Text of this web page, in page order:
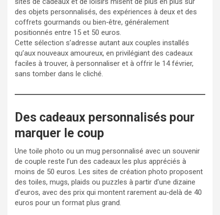
des objets personnalisés, des expériences à deux et des
coffrets gourmands ou bien‑être, généralement
positionnés entre 15 et 50 euros.
Cette sélection s’adresse autant aux couples installés
qu’aux nouveaux amoureux, en privilégiant des cadeaux
faciles à trouver, à personnaliser et à offrir le 14 février,
sans tomber dans le cliché.
Des cadeaux personnalisés pour
marquer le coup
Une toile photo ou un mug personnalisé avec un souvenir
de couple reste l’un des cadeaux les plus appréciés à
moins de 50 euros. Les sites de création photo proposent
des toiles, mugs, plaids ou puzzles à partir d’une dizaine
d’euros, avec des prix qui montent rarement au‑delà de 40
euros pour un format plus grand.